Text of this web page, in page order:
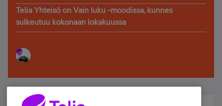
Telia Yhteisö on Vain luku -moodissa, kunnes
sulkeutuu kokonaan lokakuussa